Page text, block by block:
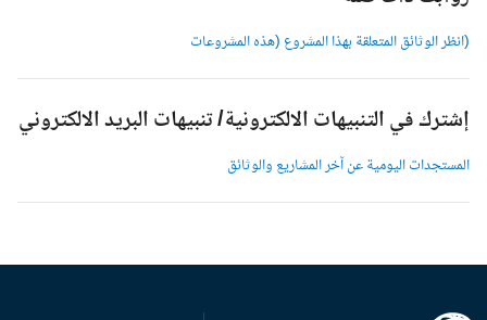
(انظر الوثائق المتعلقة بهذا المشروع (هذه المشروعات
إشترك في التنبيهات الالكترونية/ تنبيهات البريد الالكتروني
المستجدات اليومية عن آخر المشاريع والوثائق